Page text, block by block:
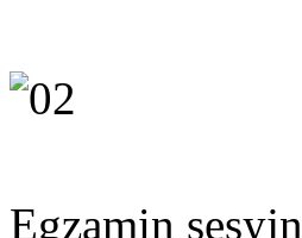
Egzamin